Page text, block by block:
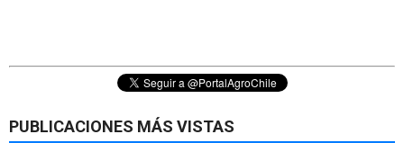
PUBLICACIONES MÁS VISTAS